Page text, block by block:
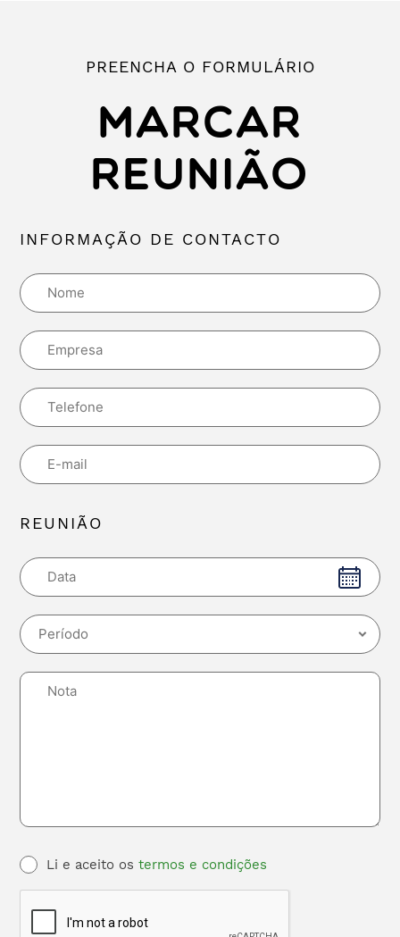
PREENCHA O FORMULÁRIO
MARCAR
REUNIÃO
INFORMAÇÃO DE CONTACTO
REUNIÃO
Li e aceito ostermos e condições